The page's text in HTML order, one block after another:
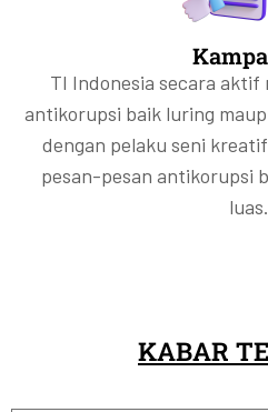
TI Indonesia secara aktif
antikorupsi baik luring
dengan pelaku seni
pesan-pesan antikorupsi
luas.
KABAR